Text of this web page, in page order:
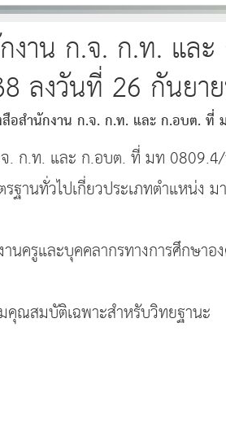
งาน ก.จ. ก.ท. แล
ลงวันที่ 26 กันยา
อสำนักงาน ก.จ. ก.ท. และ ก.อบต. ที่
. ก.ท. และ ก.อบต. ที่ มท
รฐานทั่วไปเกี่ยวประเภทตำแหน่ง
นครูและบุคคลากรทางการศึกษา
คุณสมบัติเฉพาะสำหรับวิทยฐานะ